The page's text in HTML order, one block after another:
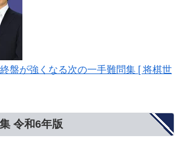
盤が強くなる次の一手難問集 [ 将棋世
令和6年版